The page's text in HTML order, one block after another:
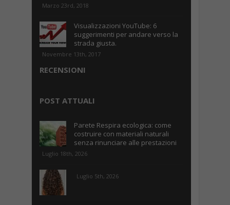
Marzo 23rd, 2018
Visualizzazioni YouTube: 6
suggerimenti per andare verso la
strada giusta.
Novembre 13th, 2017
RECENSIONI
POST ATTUALI
Parete Respira ecologica: come
costruire con materiali naturali
senza rinunciare alle prestazioni
Luglio 18th, 2026
Luglio 5th, 2026